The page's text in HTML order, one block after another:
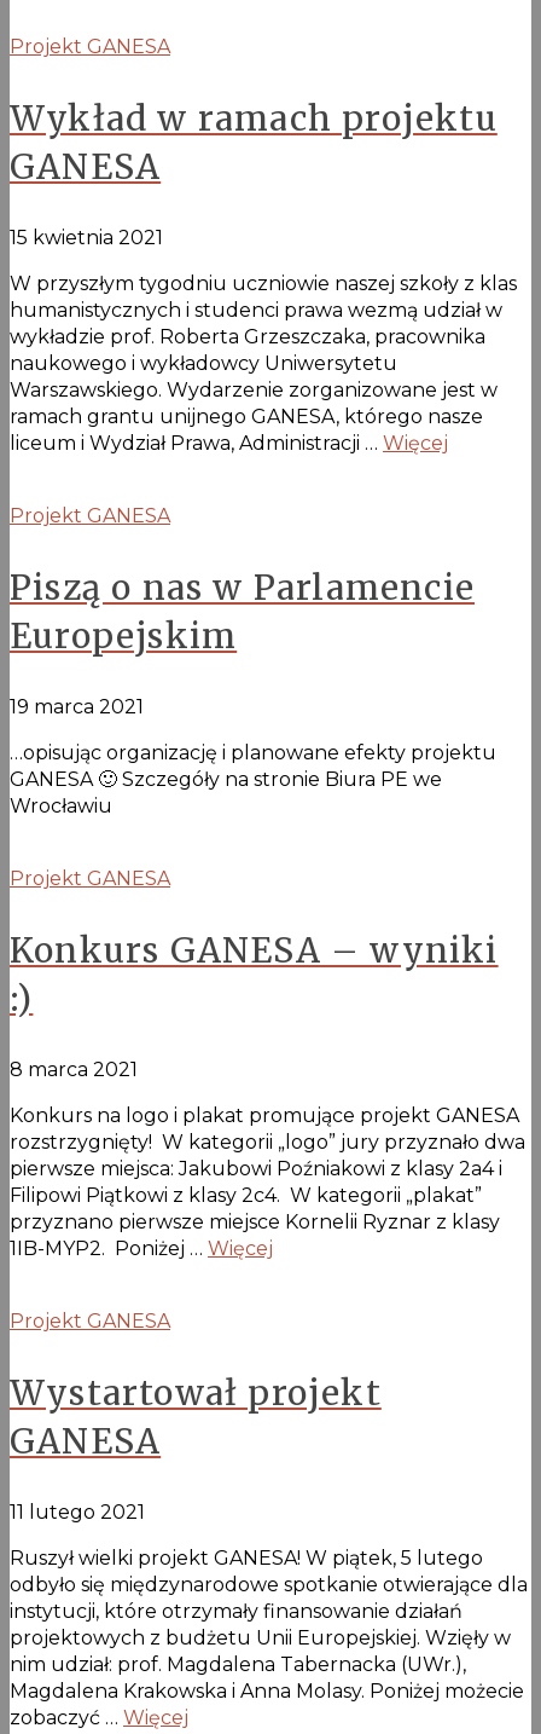
Projekt GANESA
Wykład w ramach projektu
GANESA
15 kwietnia 2021
W przyszłym tygodniu uczniowie naszej szkoły z klas
humanistycznych i studenci prawa wezmą udział w
wykładzie prof. Roberta Grzeszczaka, pracownika
naukowego i wykładowcy Uniwersytetu
Warszawskiego. Wydarzenie zorganizowane jest w
ramach grantu unijnego GANESA, którego nasze
liceum i Wydział Prawa, Administracji … Więcej
Projekt GANESA
Piszą o nas w Parlamencie
Europejskim
19 marca 2021
…opisując organizację i planowane efekty projektu
GANESA 🙂 Szczegóły na stronie Biura PE we
Wrocławiu
Projekt GANESA
Konkurs GANESA – wyniki
:)
8 marca 2021
Konkurs na logo i plakat promujące projekt GANESA
rozstrzygnięty! W kategorii „logo” jury przyznało dwa
pierwsze miejsca: Jakubowi Poźniakowi z klasy 2a4 i
Filipowi Piątkowi z klasy 2c4. W kategorii „plakat”
przyznano pierwsze miejsce Kornelii Ryznar z klasy
1IB-MYP2. Poniżej … Więcej
Projekt GANESA
Wystartował projekt
GANESA
11 lutego 2021
Ruszył wielki projekt GANESA! W piątek, 5 lutego
odbyło się międzynarodowe spotkanie otwierające dla
instytucji, które otrzymały finansowanie działań
projektowych z budżetu Unii Europejskiej. Wzięły w
nim udział: prof. Magdalena Tabernacka (UWr.),
Magdalena Krakowska i Anna Molasy. Poniżej możecie
zobaczyć … Więcej